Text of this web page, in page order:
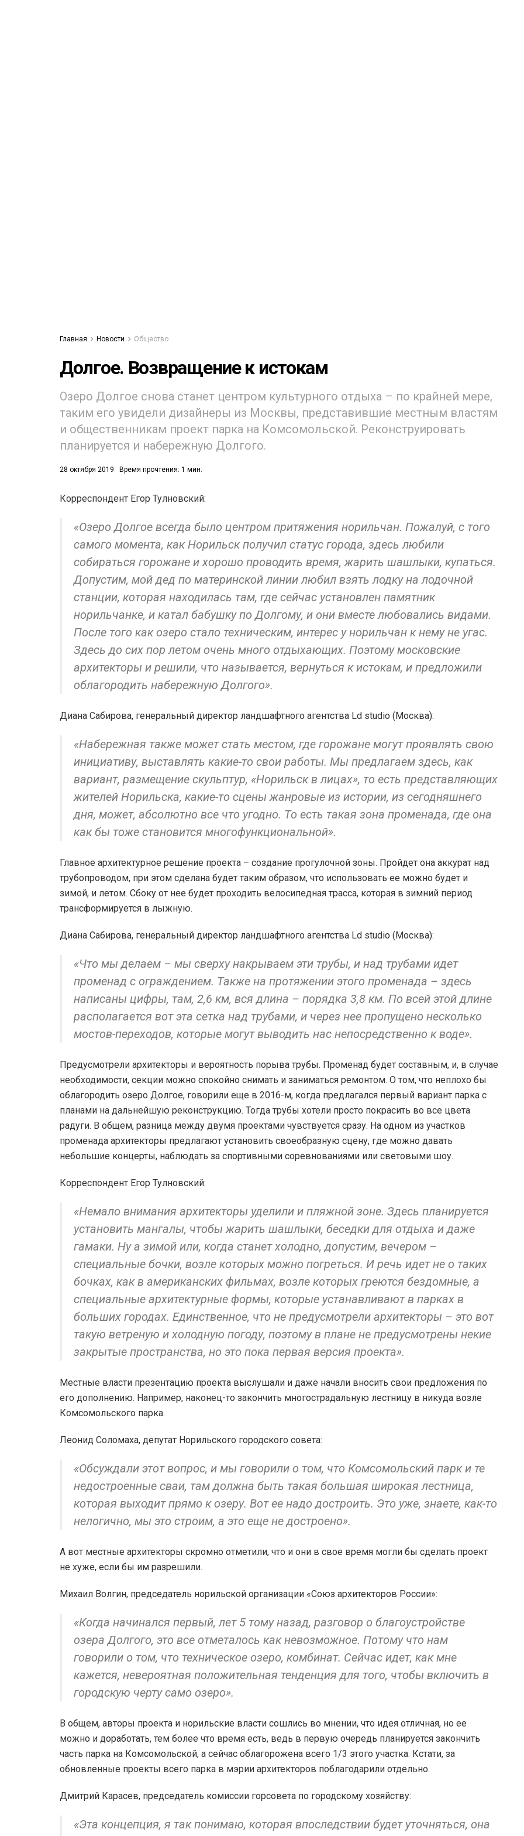
Главная Новости Общество
Долгое. Возвращение к истокам
Озеро Долгое снова станет центром культурного отдыха – по крайней мере,
таким его увидели дизайнеры из Москвы, представившие местным властям
и общественникам проект парка на Комсомольской. Реконструировать
планируется и набережную Долгого.
28 октября 2019 Время прочтения: 1 мин.
Корреспондент Егор Тулновский:
«Озеро Долгое всегда было центром притяжения норильчан. Пожалуй, с того
самого момента, как Норильск получил статус города, здесь любили
собираться горожане и хорошо проводить время, жарить шашлыки, купаться.
Допустим, мой дед по материнской линии любил взять лодку на лодочной
станции, которая находилась там, где сейчас установлен памятник
норильчанке, и катал бабушку по Долгому, и они вместе любовались видами.
После того как озеро стало техническим, интерес у норильчан к нему не угас.
Здесь до сих пор летом очень много отдыхающих. Поэтому московские
архитекторы и решили, что называется, вернуться к истокам, и предложили
облагородить набережную Долгого».
Диана Сабирова, генеральный директор ландшафтного агентства Ld studio (Москва):
«Набережная также может стать местом, где горожане могут проявлять свою
инициативу, выставлять какие-то свои работы. Мы предлагаем здесь, как
вариант, размещение скульптур, «Норильск в лицах», то есть представляющих
жителей Норильска, какие-то сцены жанровые из истории, из сегодняшнего
дня, может, абсолютно все что угодно. То есть такая зона променада, где она
как бы тоже становится многофункциональной».
Главное архитектурное решение проекта – создание прогулочной зоны. Пройдет она аккурат над
трубопроводом, при этом сделана будет таким образом, что использовать ее можно будет и
зимой, и летом. Сбоку от нее будет проходить велосипедная трасса, которая в зимний период
трансформируется в лыжную.
Диана Сабирова, генеральный директор ландшафтного агентства Ld studio (Москва):
«Что мы делаем – мы сверху накрываем эти трубы, и над трубами идет
променад с ограждением. Также на протяжении этого променада – здесь
написаны цифры, там, 2,6 км, вся длина – порядка 3,8 км. По всей этой длине
располагается вот эта сетка над трубами, и через нее пропущено несколько
мостов-переходов, которые могут выводить нас непосредственно к воде».
Предусмотрели архитекторы и вероятность порыва трубы. Променад будет составным, и, в случае
необходимости, секции можно спокойно снимать и заниматься ремонтом. О том, что неплохо бы
облагородить озеро Долгое, говорили еще в 2016-м, когда предлагался первый вариант парка с
планами на дальнейшую реконструкцию. Тогда трубы хотели просто покрасить во все цвета
радуги. В общем, разница между двумя проектами чувствуется сразу. На одном из участков
променада архитекторы предлагают установить своеобразную сцену, где можно давать
небольшие концерты, наблюдать за спортивными соревнованиями или световыми шоу.
Корреспондент Егор Тулновский:
«Немало внимания архитекторы уделили и пляжной зоне. Здесь планируется
установить мангалы, чтобы жарить шашлыки, беседки для отдыха и даже
гамаки. Ну а зимой или, когда станет холодно, допустим, вечером –
специальные бочки, возле которых можно погреться. И речь идет не о таких
бочках, как в американских фильмах, возле которых греются бездомные, а
специальные архитектурные формы, которые устанавливают в парках в
больших городах. Единственное, что не предусмотрели архитекторы – это вот
такую ветреную и холодную погоду, поэтому в плане не предусмотрены некие
закрытые пространства, но это пока первая версия проекта».
Местные власти презентацию проекта выслушали и даже начали вносить свои предложения по
его дополнению. Например, наконец-то закончить многострадальную лестницу в никуда возле
Комсомольского парка.
Леонид Соломаха, депутат Норильского городского совета:
«Обсуждали этот вопрос, и мы говорили о том, что Комсомольский парк и те
недостроенные сваи, там должна быть такая большая широкая лестница,
которая выходит прямо к озеру. Вот ее надо достроить. Это уже, знаете, как-то
нелогично, мы это строим, а это еще не достроено».
А вот местные архитекторы скромно отметили, что и они в свое время могли бы сделать проект
не хуже, если бы им разрешили.
Михаил Волгин, председатель норильской организации «Союз архитекторов России»:
«Когда начинался первый, лет 5 тому назад, разговор о благоустройстве
озера Долгого, это все отметалось как невозможное. Потому что нам
говорили о том, что техническое озеро, комбинат. Сейчас идет, как мне
кажется, невероятная положительная тенденция для того, чтобы включить в
городскую черту само озеро».
В общем, авторы проекта и норильские власти сошлись во мнении, что идея отличная, но ее
можно и доработать, тем более что время есть, ведь в первую очередь планируется закончить
часть парка на Комсомольской, а сейчас облагорожена всего 1/3 этого участка. Кстати, за
обновленные проекты всего парка в мэрии архитекторов поблагодарили отдельно.
Дмитрий Карасев, председатель комиссии горсовета по городскому хозяйству:
«Эта концепция, я так понимаю, которая впоследствии будет уточняться, она